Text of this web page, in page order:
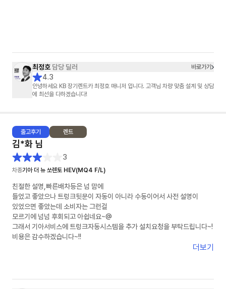
최정호 담당 딜러 바로가기
4.3
안녕하세요 KB 장기렌트카 최정호 매니저 입니다. 고객님 차량 맞춤 설계 및 상담
에 최선을 다하겠습니다!
출고후기 렌트
김*화 님
3
차종기아 더 뉴 쏘렌토 HEV(MQ4 F/L)
친절한 설명,빠른배차등은 넘 맘에
들었고 좋았으나 트렁크뒷문이 자동이 아니라 수동이어서 사전 설명이
있었으면 좋았는데 소비자는 그런걸
모르기에 넘넘 후회되고 아쉽네요~@
그래서 기아서비스에 트렁크자동시스템을 추가 설치요청을 부탁드립니다~!
비용은 감수하겠습니다~!!
더보기